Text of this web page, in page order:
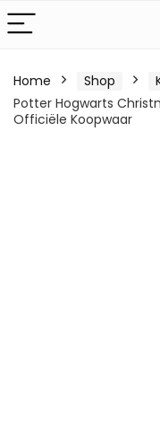
Home Shop
Potter Hogwarts
Officiële Koopwaar